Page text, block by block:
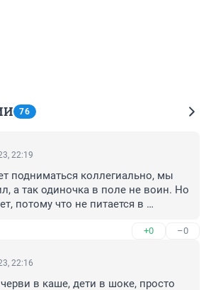
76
22:19
подниматься коллегиально, мы
а так одиночка в поле не воин. Но
потому что не питается в
а, а не школам. У всех
питание.
+0 –0
22:16
в каше, дети в шоке, просто